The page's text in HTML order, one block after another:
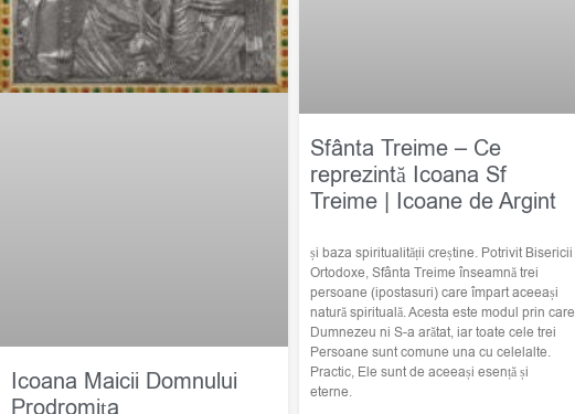
Icoana Maicii Domnului
Prodromița
Sfânta Treime – Ce
reprezintă Icoana Sf
Treime | Icoane de Argint
și baza spiritualității creștine. Potrivit Bisericii
Ortodoxe, Sfânta Treime înseamnă trei
persoane (ipostasuri) care împart aceeași
natură spirituală. Acesta este modul prin care
Dumnezeu ni S-a arătat, iar toate cele trei
Persoane sunt comune una cu celelalte.
Practic, Ele sunt de aceeași esență și
eterne.